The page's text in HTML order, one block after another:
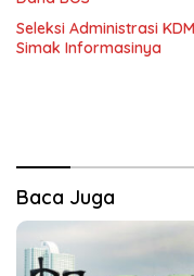
Seleksi Administrasi
Simak Informasinya
Baca Juga